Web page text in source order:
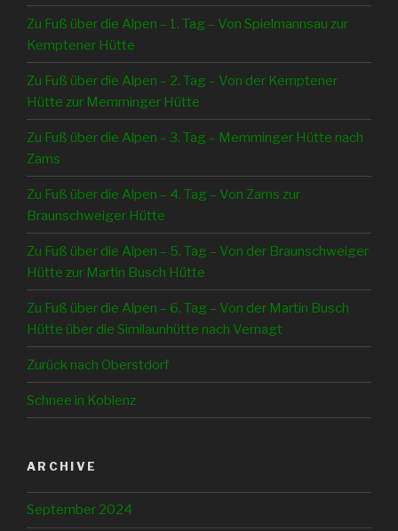
Zu Fuß über die Alpen – 1. Tag – Von Spielmannsau zur
Kemptener Hütte
Zu Fuß über die Alpen – 2. Tag – Von der Kemptener
Hütte zur Memminger Hütte
Zu Fuß über die Alpen – 3. Tag – Memminger Hütte nach
Zams
Zu Fuß über die Alpen – 4. Tag – Von Zams zur
Braunschweiger Hütte
Zu Fuß über die Alpen – 5. Tag – Von der Braunschweiger
Hütte zur Martin Busch Hütte
Zu Fuß über die Alpen – 6. Tag – Von der Martin Busch
Hütte über die Similaunhütte nach Vernagt
Zurück nach Oberstdorf
Schnee in Koblenz
ARCHIVE
September 2024